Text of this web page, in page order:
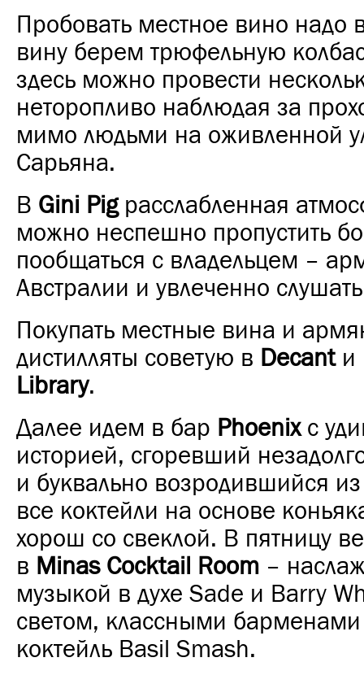
Пробовать местное вино надо
вину берем трюфельную
здесь можно провести
неторопливо наблюдая за
мимо людьми на оживленной
Сарьяна.
В Gini Pigрасслабленная
можно неспешно пропустить
пообщаться с владельцем –
Австралии и увлеченно
Покупать местные вина и
дистилляты советую в Decant и
Library.
Далее идем в бар Phoenixс
историей, сгоревший
и буквально возродившийся
все коктейли на основе
хорош со свеклой. В пятницу
в Minas Cocktail Room –
музыкой в духе Sade и Barry
светом, классными
коктейль Basil Smash.